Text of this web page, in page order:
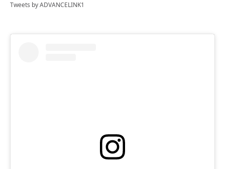
Tweets by ADVANCELINK1